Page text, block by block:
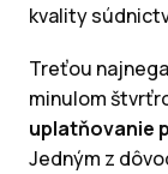
kvality
Treťou
minulom
uplatňovanie
Jedným z